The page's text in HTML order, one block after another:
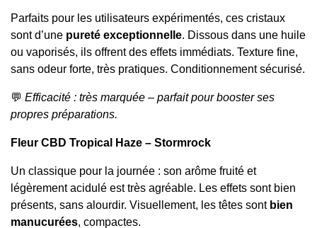
Parfaits pour les utilisateurs expérimentés, ces cristaux
sont d’une pureté exceptionnelle. Dissous dans une huile
ou vaporisés, ils offrent des effets immédiats. Texture fine,
sans odeur forte, très pratiques. Conditionnement sécurisé.
💬 Efficacité : très marquée – parfait pour booster ses
propres préparations.
Fleur CBD Tropical Haze – Stormrock
Un classique pour la journée : son arôme fruité et
légèrement acidulé est très agréable. Les effets sont bien
présents, sans alourdir. Visuellement, les têtes sont bien
manucurées, compactes.